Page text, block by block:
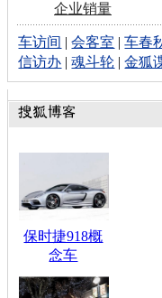
企业销量
车访间 |会客室 |车春
信访办 |魂斗轮 |金狐
保时捷918概
念车